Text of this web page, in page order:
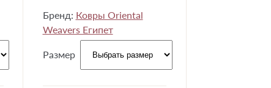
Бренд: Ковры Oriental
Weavers Египет
Размер